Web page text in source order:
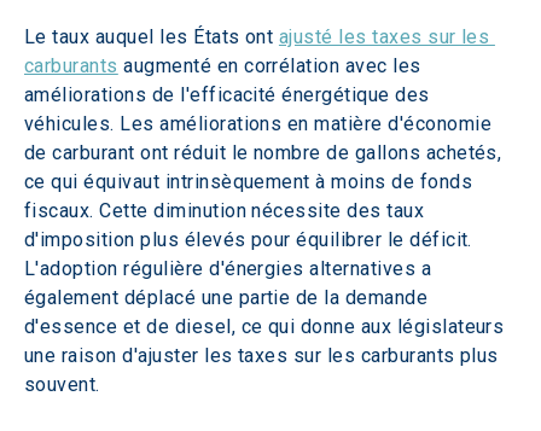
Le taux auquel les États ont ajusté les taxes sur les
carburants augmenté en corrélation avec les
améliorations de l'efficacité énergétique des
véhicules. Les améliorations en matière d'économie
de carburant ont réduit le nombre de gallons achetés,
ce qui équivaut intrinsèquement à moins de fonds
fiscaux. Cette diminution nécessite des taux
d'imposition plus élevés pour équilibrer le déficit.
L'adoption régulière d'énergies alternatives a
également déplacé une partie de la demande
d'essence et de diesel, ce qui donne aux législateurs
une raison d'ajuster les taxes sur les carburants plus
souvent.